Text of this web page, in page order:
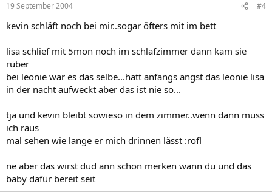
19 September 2004 #4
kevin schläft noch bei mir..sogar öfters mit im bett
lisa schlief mit 5mon noch im schlafzimmer dann kam sie
rüber
bei leonie war es das selbe...hatt anfangs angst das leonie lisa
in der nacht aufweckt aber das ist nie so...
tja und kevin bleibt sowieso in dem zimmer..wenn dann muss
ich raus
mal sehen wie lange er mich drinnen lässt :rofl
ne aber das wirst dud ann schon merken wann du und das
baby dafür bereit seit